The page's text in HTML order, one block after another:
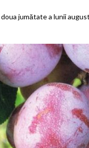
doua jumătate a lunii